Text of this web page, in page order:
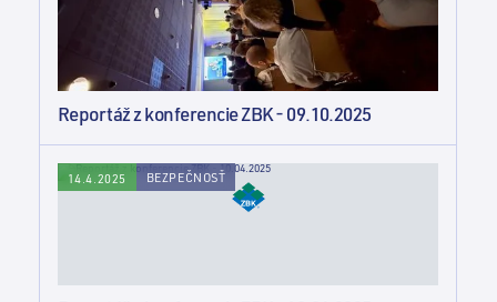
Reportáž z konferencie ZBK - 09.10.2025
14.4.2025 BEZPEČNOSŤ